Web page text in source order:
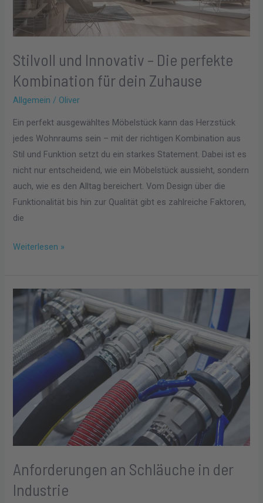
Stilvoll und Innovativ – Die perfekte
Kombination für dein Zuhause
Allgemein / Oliver
Ein perfekt ausgewähltes Möbelstück kann das Herzstück
jedes Wohnraums sein – mit der richtigen Kombination aus
Stil und Funktion setzt du ein starkes Statement. Dabei ist es
nicht nur entscheidend, wie ein Möbelstück aussieht, sondern
auch, wie es den Alltag bereichert. Vom Design über die
Funktionalität bis hin zur Qualität gibt es zahlreiche Faktoren,
die
Kombination
dein
Zuhause
Weiterlesen »
Anforderungen an Schläuche in der
Industrie
Anforderungen
Schläuche
in
der
Industrie